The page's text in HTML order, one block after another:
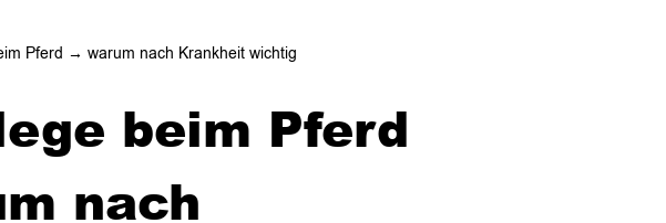
Pferd → warum nach Krankheit wichtig
beim Pferd
nach